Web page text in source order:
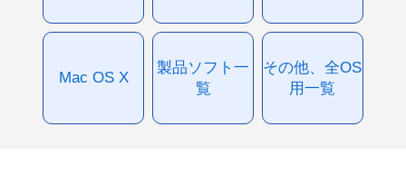
Mac OS X
製品ソフト一
覧
その他、全OS
用一覧